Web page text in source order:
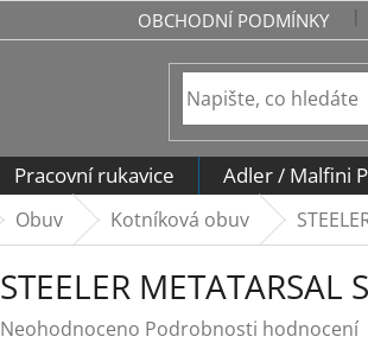
OBCHODNÍ PODMÍNKY
Pracovní rukavice Adler / Malfini
Obuv Kotníková obuv
STEELER
Průměrné
Neohodnoceno Podrobnosti hodnocení